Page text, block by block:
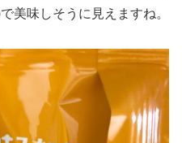
美味しそうに見えますね。